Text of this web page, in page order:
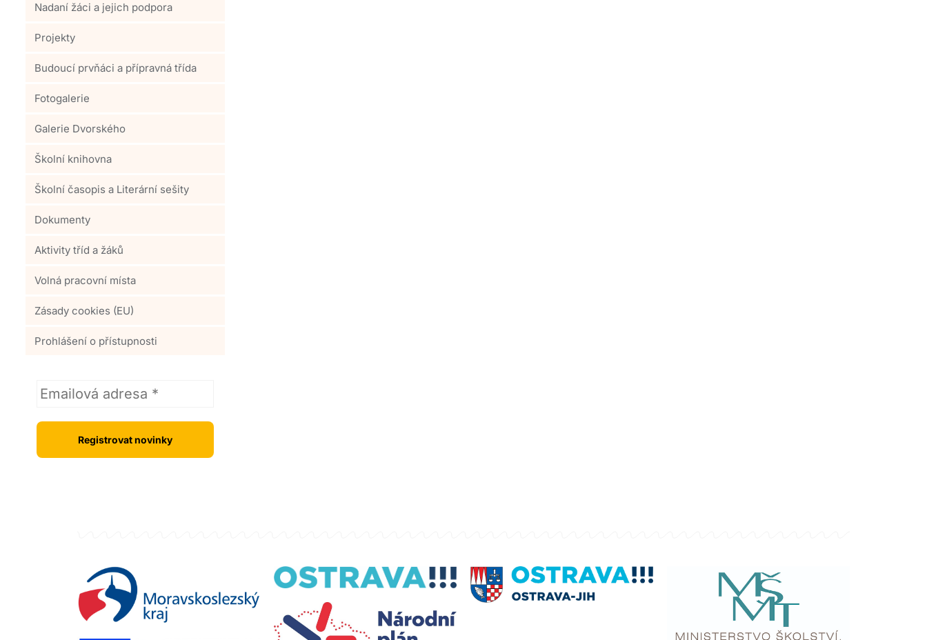
Nadaní žáci a jejich podpora
Projekty
Budoucí prvňáci a přípravná třída
Fotogalerie
Galerie Dvorského
Školní knihovna
Školní časopis a Literární sešity
Dokumenty
Aktivity tříd a žáků
Volná pracovní místa
Zásady cookies (EU)
Prohlášení o přístupnosti